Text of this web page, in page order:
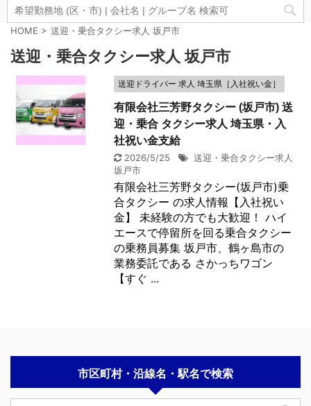
HOME > 送迎・乗合タクシー求人 坂戸市
送迎・乗合タクシー求人 坂戸市
送迎ドライバー 求人 埼玉県［入社祝い金］
有限会社三芳野タクシー (坂戸市) 送
迎・乗合 タクシー求人 埼玉県・入
社祝い金支給
2026/5/25
送迎・乗合タクシー求人
坂戸市
有限会社三芳野タクシー(坂戸市)乗
合タクシー の求人情報【入社祝い
金】 未経験の方でも大歓迎！ ハイ
エースで停留所を回る乗合タクシー
の乗務員募集 坂戸市、鶴ヶ島市の
業務委託である さかっちワゴン
【すぐ ...
市区町村・沿線名・駅名で検索